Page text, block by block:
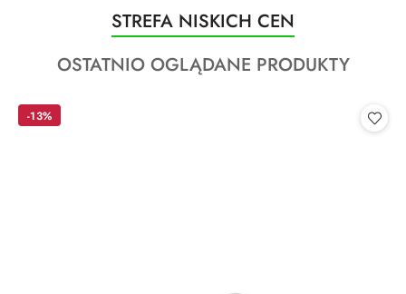
Pomiń karuzelę produktów
Produkty
o
statusie:
STREFA NISKICH CEN
Produkty
statusie:
OSTATNIO OGLĄDANE PRODUKTY
-13%